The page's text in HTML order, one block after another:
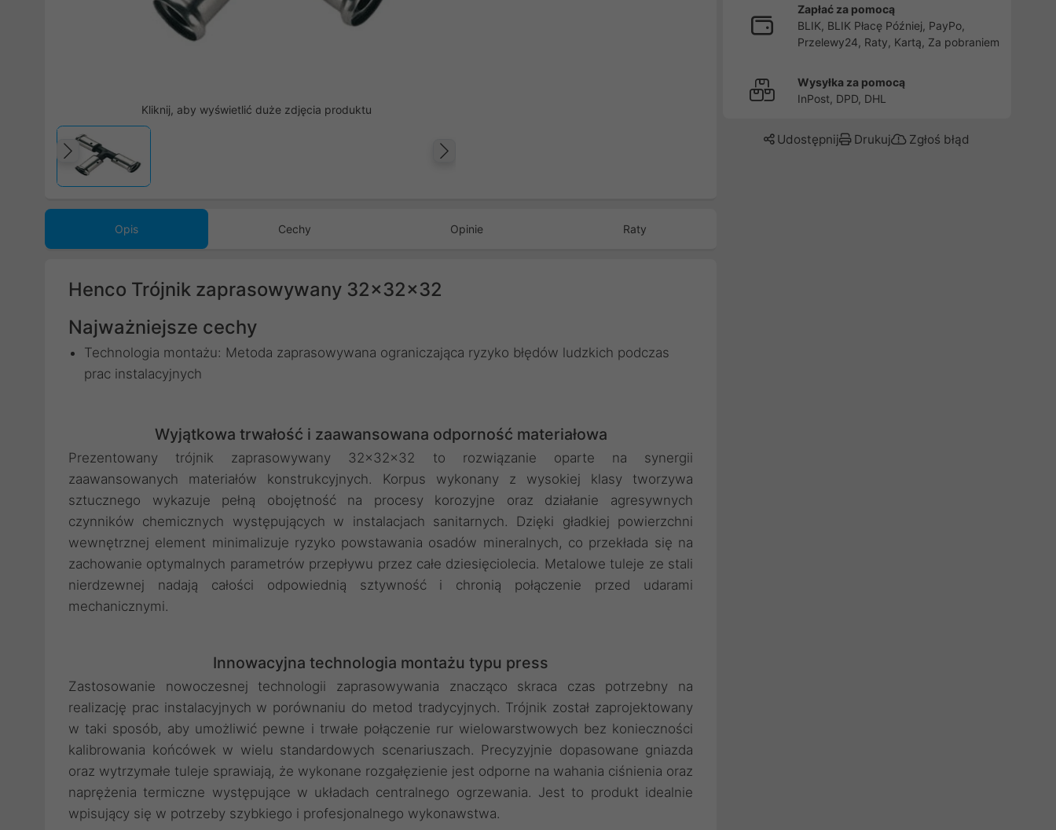
Kliknij, aby wyświetlić duże zdjęcia produktu
Poprzedni
Opis Cechy Opinie Raty
Henco Trójnik zaprasowywany 32x32x32
Najważniejsze cechy
Technologia montażu: Metoda zaprasowywana ograniczająca ryzyko błędów ludzkich podczas
prac instalacyjnych
Wyjątkowa trwałość i zaawansowana odporność materiałowa
Prezentowany trójnik zaprasowywany 32x32x32 to rozwiązanie oparte na synergii
zaawansowanych materiałów konstrukcyjnych. Korpus wykonany z wysokiej klasy tworzywa
sztucznego wykazuje pełną obojętność na procesy korozyjne oraz działanie agresywnych
czynników chemicznych występujących w instalacjach sanitarnych. Dzięki gładkiej powierzchni
wewnętrznej element minimalizuje ryzyko powstawania osadów mineralnych, co przekłada się na
zachowanie optymalnych parametrów przepływu przez całe dziesięciolecia. Metalowe tuleje ze stali
nierdzewnej nadają całości odpowiednią sztywność i chronią połączenie przed udarami
mechanicznymi.
Innowacyjna technologia montażu typu press
Zastosowanie nowoczesnej technologii zaprasowywania znacząco skraca czas potrzebny na
realizację prac instalacyjnych w porównaniu do metod tradycyjnych. Trójnik został zaprojektowany
w taki sposób, aby umożliwić pewne i trwałe połączenie rur wielowarstwowych bez konieczności
kalibrowania końcówek w wielu standardowych scenariuszach. Precyzyjnie dopasowane gniazda
oraz wytrzymałe tuleje sprawiają, że wykonane rozgałęzienie jest odporne na wahania ciśnienia oraz
naprężenia termiczne występujące w układach centralnego ogrzewania. Jest to produkt idealnie
wpisujący się w potrzeby szybkiego i profesjonalnego wykonawstwa.
Zapłać za pomocą
BLIK, BLIK Płacę Później, PayPo,
Przelewy24, Raty, Kartą, Za pobraniem
Wysyłka za pomocą
InPost, DPD, DHL
Udostępnij Drukuj Zgłoś błąd